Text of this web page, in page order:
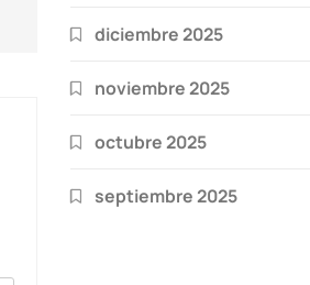
diciembre 2025
noviembre 2025
octubre 2025
septiembre 2025